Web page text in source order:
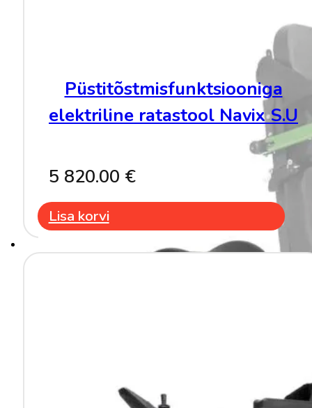
Püstitõstmisfunktsiooniga
elektriline ratastool Navix S.U
5 820.00 €
Lisa korvi